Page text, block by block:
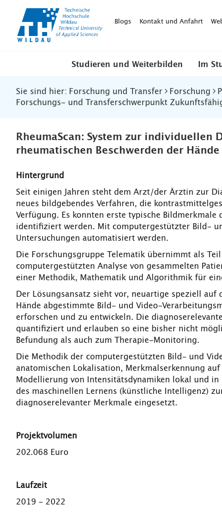
WildauBlogs Kontakt und Anfahrt
Studieren und Weiterbilden Im
Sie sind hier: Forschung und Transfer Forschung
Forschungs- und Transferschwerpunkt
RheumaScan: System zur
rheumatischen Beschwerden der Hände
Hintergrund
Seit einigen Jahren steht dem Arzt/der Ärztin zur
neues bildgebendes Verfahren, die
Verfügung. Es konnten erste typische
identifiziert werden. Mit computergestützter Bild-
Untersuchungen automatisiert werden.
Die Forschungsgruppe Telematik übernimmt als
computergestützten Analyse von gesammelten
einer Methodik, Mathematik und Algorithmik für
Der Lösungsansatz sieht vor, neuartige speziell
Hände abgestimmte Bild- und Video-
erforschen und zu entwickeln. Die
quantifiziert und erlauben so eine bisher nicht
Befundung als auch zum Therapie-Monitoring.
Die Methodik der computergestützten Bild- und
anatomischen Lokalisation, Merkmalserkennung
Modellierung von Intensitätsdynamiken lokal und
des maschinellen Lernens (künstliche Intelligenz)
diagnoserelevanter Merkmale eingesetzt.
Projektvolumen
202.068 Euro
Laufzeit
2019 - 2022